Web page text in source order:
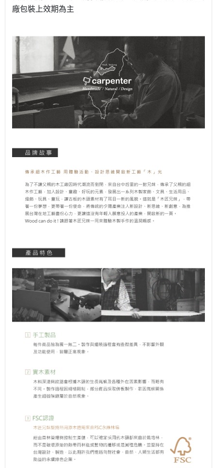
廠包裝上效期為主